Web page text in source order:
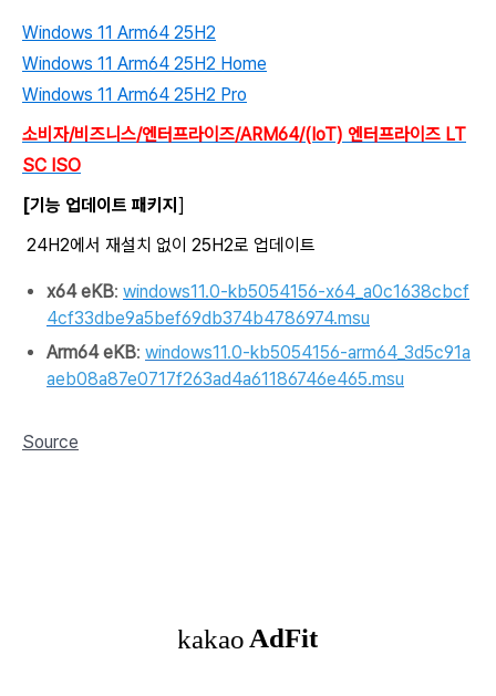
Windows 11 Arm64 25H2
Windows 11 Arm64 25H2 Home
Windows 11 Arm64 25H2 Pro
소비자/비즈니스/엔터프라이즈/ARM64/(IoT) 엔터프라이즈 LT
SC ISO
[기능 업데이트 패키지 ]
24H2에서 재설치 없이 25H2로 업데이트
x64 eKB: windows11.0-kb5054156-x64_a0c1638cbcf
4cf33dbe9a5bef69db374b4786974.msu
Arm64 eKB: windows11.0-kb5054156-arm64_3d5c91a
aeb08a87e0717f263ad4a61186746e465.msu
Source